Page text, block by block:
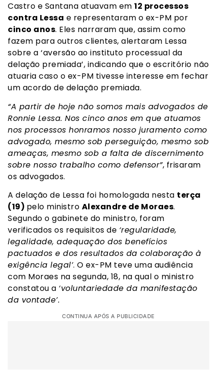
Castro e Santana atuavam em 12 processos
contra Lessa e representaram o ex-PM por
cinco anos. Eles narraram que, assim como
fazem para outros clientes, alertaram Lessa
sobre a ‘aversão ao instituto processual da
delação premiada’, indicando que o escritório não
atuaria caso o ex-PM tivesse interesse em fechar
um acordo de delação premiada.
“A partir de hoje não somos mais advogados de
Ronnie Lessa. Nos cinco anos em que atuamos
nos processos honramos nosso juramento como
advogado, mesmo sob perseguição, mesmo sob
ameaças, mesmo sob a falta de discernimento
sobre nosso trabalho como defensor”, frisaram
os advogados.
A delação de Lessa foi homologada nesta terça
(19) pelo ministro Alexandre de Moraes.
Segundo o gabinete do ministro, foram
verificados os requisitos de ‘regularidade,
legalidade, adequação dos benefícios
pactuados e dos resultados da colaboração à
exigência legal’. O ex-PM teve uma audiência
com Moraes na segunda, 18, na qual o ministro
constatou a ‘voluntariedade da manifestação
da vontade’.
CONTINUA APÓS A PUBLICIDADE